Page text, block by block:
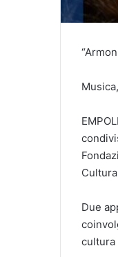
Due
cultura